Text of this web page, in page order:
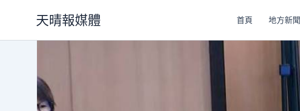
天晴報媒體 首頁 地方新聞